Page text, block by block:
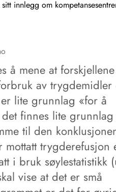
innlegg om
å mene at
av trygdemidler
lite grunnlag «for å
finnes lite
til den
mottatt trygderefusjon
i bruk søylestatistikk
vise at det er små